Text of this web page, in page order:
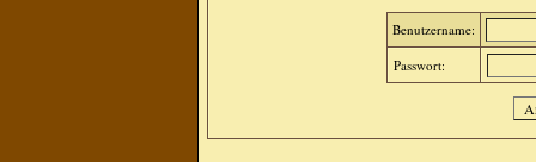
Benutzername:
Passwort: